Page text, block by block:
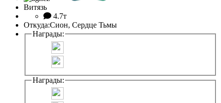
Витязь
4.7т
Откуда:Сион, Сердце Тьмы
Награды:
Награды: